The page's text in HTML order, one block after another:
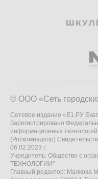
© ООО «Сеть
Сетевое издание «Е1.РУ
Зарегистрировано
информационных
(Роскомнадзор)
06.02.2023 г.
Учредитель: Общество с
ТЕХНОЛОГИИ"
Главный редактор: Малкова